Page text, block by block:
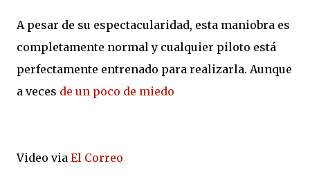
A pesar de su espectacularidad, esta maniobra es
completamente normal y cualquier piloto está
perfectamente entrenado para realizarla. Aunque
a veces de un poco de miedo
Video via El Correo